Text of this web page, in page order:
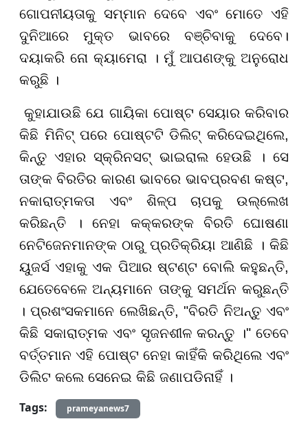
ଗୋପନୀୟତାକୁ ସମ୍ମାନ ଦେବେ ଏବଂ ମୋତେ ଏହି
ଦୁନିଆରେ ମୁକ୍ତ ଭାବରେ ବଞ୍ଚିବାକୁ ଦେବେ।
ଦୟାକରି ନୋ କ୍ୟାମେରା । ମୁଁ ଆପଣଙ୍କୁ ଅନୁରୋଧ
କରୁଛି ।
କୁହାଯାଉଛି ଯେ ଗାୟିକା ପୋଷ୍ଟ ସେୟାର କରିବାର
କିଛି ମିନିଟ୍ ପରେ ପୋଷ୍ଟଟି ଡିଲିଟ୍ କରିଦେଇଥିଲେ,
କିନ୍ତୁ ଏହାର ସ୍କ୍ରିନସଟ୍ ଭାଇରାଲ ହେଉଛି । ସେ
ତାଙ୍କ ବିରତିର କାରଣ ଭାବରେ ଭାବପ୍ରବଣ କଷ୍ଟ,
ନକାରାତ୍ମକତା ଏବଂ ଶିଳ୍ପ ଚାପକୁ ଉଲ୍ଲେଖ
କରିଛନ୍ତି । ନେହା କକ୍କରଙ୍କ ବିରତି ଘୋଷଣା
ନେଟିଜେନମାନଙ୍କ ଠାରୁ ପ୍ରତିକ୍ରିୟା ଆଣିଛି । କିଛି
ୟୁଜର୍ସ ଏହାକୁ ଏକ ପିଆର ଷ୍ଟଣ୍ଟ ବୋଲି କହୁଛନ୍ତି,
ଯେତେବେଳେ ଅନ୍ୟମାନେ ତାଙ୍କୁ ସମର୍ଥନ କରୁଛନ୍ତି
। ପ୍ରଶଂସକମାନେ ଲେଖିଛନ୍ତି, "ବିରତି ନିଅନ୍ତୁ ଏବଂ
କିଛି ସକାରାତ୍ମକ ଏବଂ ସୃଜନଶୀଳ କରନ୍ତୁ ।" ତେବେ
ବର୍ତ୍ତମାନ ଏହି ପୋଷ୍ଟ ନେହା କାହିଁକି କରିଥିଲେ ଏବଂ
ଡିଲିଟ କଲେ ସେନେଇ କିଛି ଜଣାପଡିନାହିଁ ।
Tags:
prameyanews7